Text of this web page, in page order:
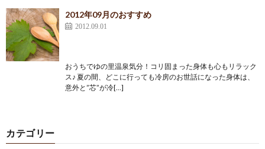
2012年09月のおすすめ
2012.09.01
おうちでゆの里温泉気分！コリ固まった身体も心もリラック
ス♪ 夏の間、どこに行っても冷房のお世話になった身体は、
意外と”芯”が冷[…]
カテゴリー